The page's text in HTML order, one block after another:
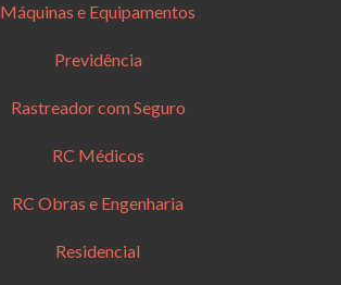
Máquinas e Equipamentos
Previdência
Rastreador com Seguro
RC Médicos
RC Obras e Engenharia
Residencial